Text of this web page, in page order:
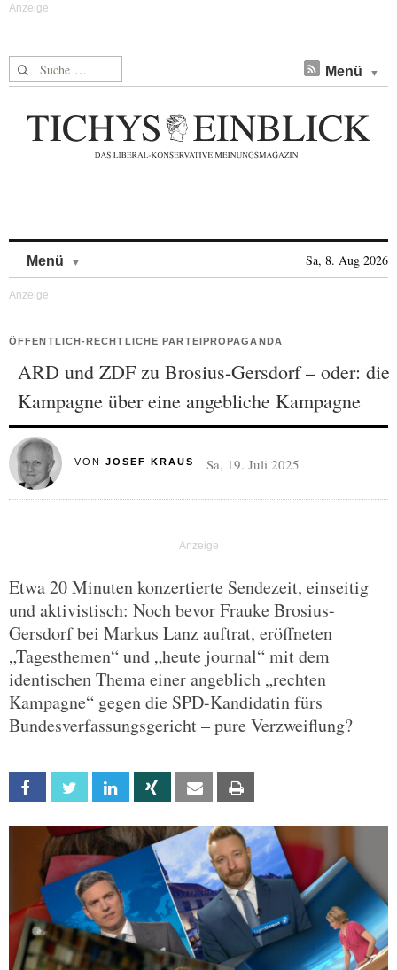
Suche nach: Menü
Menü Sa, 8. Aug 2026
ÖFFENTLICH-RECHTLICHE PARTEIPROPAGANDA
ARD und ZDF zu Brosius-Gersdorf – oder: die
Kampagne über eine angebliche Kampagne
VON JOSEF KRAUS Sa, 19. Juli 2025
Etwa 20 Minuten konzertierte Sendezeit, einseitig
und aktivistisch: Noch bevor Frauke Brosius-
Gersdorf bei Markus Lanz auftrat, eröffneten
„Tagesthemen“ und „heute journal“ mit dem
identischen Thema einer angeblich „rechten
Kampagne“ gegen die SPD-Kandidatin fürs
Bundesverfassungsgericht – pure Verzweiflung?
Facebook Twitter Linkedin Xing Email